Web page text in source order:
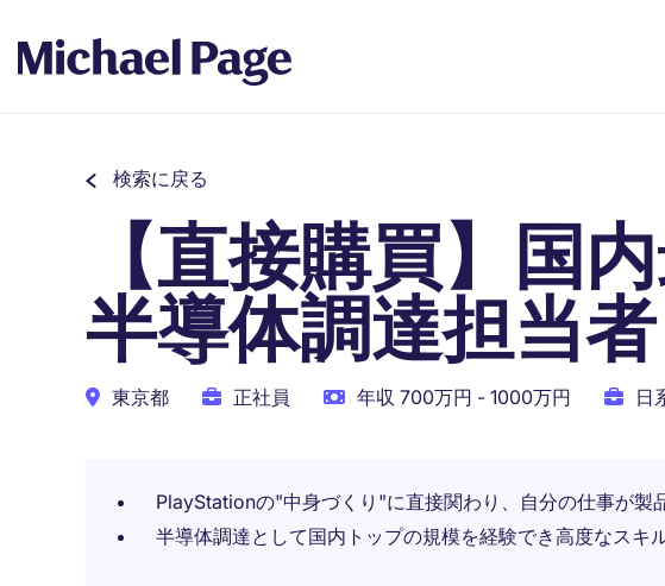
検索に戻る
【直接購買】国
半導体調達担当者
東京都 正社員 年収 700万円 - 1000万円 日
PlayStationの"中身づくり"に直接関わり、自分の仕事が製
半導体調達として国内トップの規模を経験でき高度なス